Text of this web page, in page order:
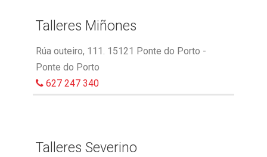
Talleres Miñones
Rúa outeiro, 111. 15121 Ponte do Porto -
Ponte do Porto
627 247 340
Talleres Severino